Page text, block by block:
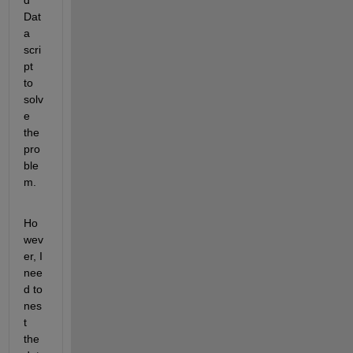
Dat
a
scri
pt
to
solv
e
the
pro
ble
m.
Ho
wev
er, I
nee
d to
nes
t
the